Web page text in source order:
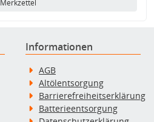
Merkzettel
Informationen
AGB
Altölentsorgung
Barrierefreiheitserklärung
Batterieentsorgung